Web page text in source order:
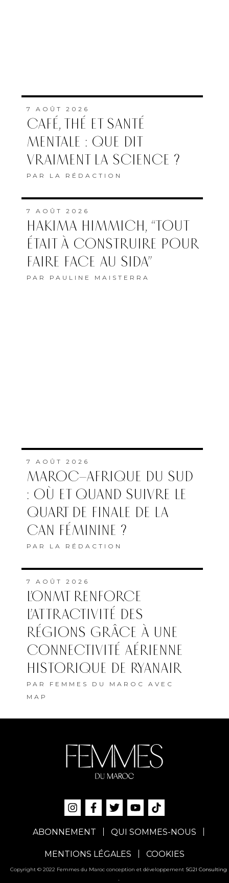
7 AOÛT 2026
CAFÉ, THÉ ET SANTÉ
MENTALE : QUE DIT
VRAIMENT LA SCIENCE ?
PAR LA RÉDACTION
7 AOÛT 2026
HAKIMA HIMMICH, “TOUT
ÉTAIT À CONSTRUIRE POUR
FAIRE FACE AU SIDA”
PAR PAULINE MAISTERRA
7 AOÛT 2026
MAROC–AFRIQUE DU SUD
: OÙ ET QUAND SUIVRE LE
QUART DE FINALE DE LA
CAN FÉMININE ?
PAR LA RÉDACTION
7 AOÛT 2026
L’ONMT RENFORCE
L’ATTRACTIVITÉ DES
RÉGIONS GRÂCE À UNE
CONNECTIVITÉ AÉRIENNE
HISTORIQUE DE RYANAIR
PAR FEMMES DU MAROC AVEC
MAP
ABONNEMENT QUI SOMMES-NOUS
MENTIONS LÉGALES COOKIES
Copyright © 2022 Femmes du Maroc conception et développement SG2I Consulting